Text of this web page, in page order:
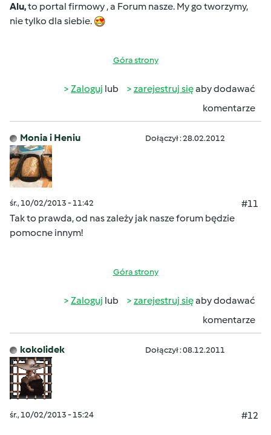
Alu,to portal firmowy , a Forum nasze. My go tworzymy,
nie tylko dla siebie.
Góra strony
Zaloguj lub zarejestruj sięaby dodawać
komentarze
Monia i Heniu Dołączył : 28.02.2012
śr., 10/02/2013 - 11:42
#11
Tak to prawda, od nas zależy jak nasze forum będzie
pomocne innym!
Góra strony
Zaloguj lub zarejestruj sięaby dodawać
komentarze
kokolidek Dołączył : 08.12.2011
śr., 10/02/2013 - 15:24 #12